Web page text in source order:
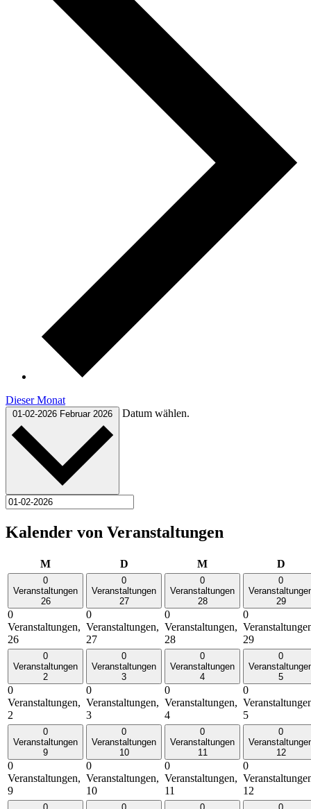
Dieser Monat
01-02-2026 Februar 2026 Datum wählen.
Kalender von Veranstaltungen
MMontag DDienstag MMittwoch D
0
Veranstaltungen
26
0
Veranstaltungen,
26
0
Veranstaltungen
27
0
Veranstaltungen,
27
0
Veranstaltungen
28
0
Veranstaltungen,
28
0
29
0
29
0
Veranstaltungen
2
0
Veranstaltungen,
2
0
Veranstaltungen
3
0
Veranstaltungen,
3
0
Veranstaltungen
4
0
Veranstaltungen,
4
0
5
0
5
0
Veranstaltungen
9
0
Veranstaltungen,
9
0
Veranstaltungen
10
0
Veranstaltungen,
10
0
Veranstaltungen
11
0
Veranstaltungen,
11
0
12
0
12